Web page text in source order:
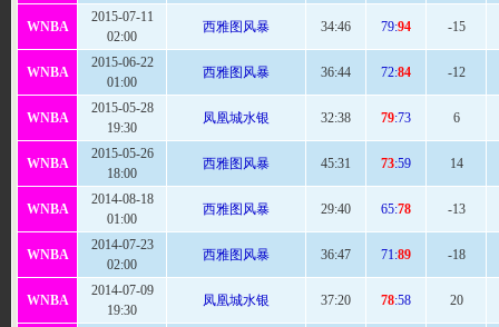
WNBA
2015-07-11
02:00
西雅图风暴 34:46 79:94 -15
WNBA
2015-06-22
01:00
西雅图风暴 36:44 72:84 -12
WNBA
2015-05-28
19:30
凤凰城水银 32:38 79:73 6
WNBA
2015-05-26
18:00
西雅图风暴 45:31 73:59 14
WNBA
2014-08-18
01:00
西雅图风暴 29:40 65:78 -13
WNBA
2014-07-23
02:00
西雅图风暴 36:47 71:89 -18
WNBA
2014-07-09
19:30
凤凰城水银 37:20 78:58 20